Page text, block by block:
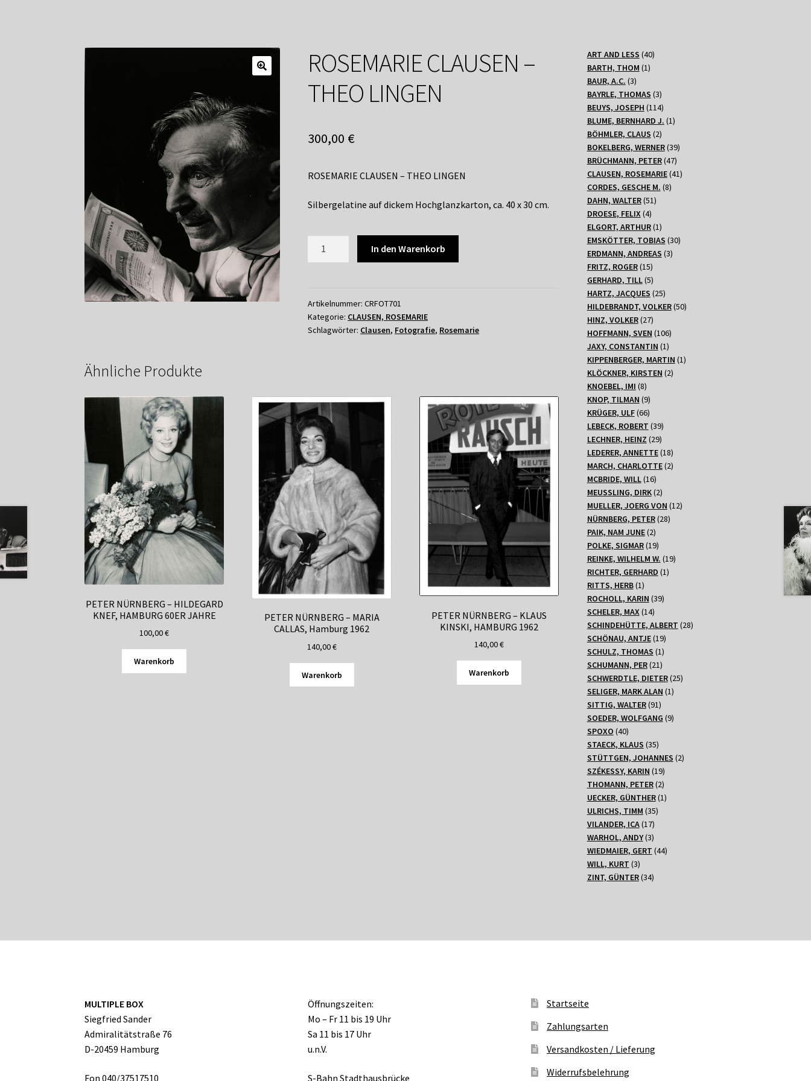
ROSEMARIE CLAUSEN –
THEO LINGEN
300,00 €
ROSEMARIE CLAUSEN – THEO LINGEN
Silbergelatine auf dickem Hochglanzkarton, ca. 40 x 30 cm.
LINGEN
Menge
In den Warenkorb
Artikelnummer:CRFOT701
Kategorie: CLAUSEN, ROSEMARIE
Schlagwörter: Clausen, Fotografie, Rosemarie
Ähnliche Produkte
PETER NÜRNBERG – HILDEGARD
KNEF, HAMBURG 60ER JAHRE
100,00€
Warenkorb
PETER NÜRNBERG – MARIA
CALLAS, Hamburg 1962
140,00€
Warenkorb
PETER NÜRNBERG – KLAUS
KINSKI, HAMBURG 1962
140,00€
Warenkorb
ART AND LESS 4040
BARTH, THOM 11
BAUR, A.C. 33
Produkte
BAYRLE, THOMAS 33
Produkte
BEUYS, JOSEPH 114114
Produkte
BLUME, BERNHARD J. 11
BÖHMLER, CLAUS 22
Produkte
BOKELBERG, WERNER 3939
BRÜCHMANN, PETER 4747
Produkte
CLAUSEN, ROSEMARIE 4141
CORDES, GESCHE M. 88
DAHN, WALTER 5151
DROESE, FELIX 44
Produkte
ELGORT, ARTHUR 11
Produkt
EMSKÖTTER, TOBIAS 3030
ERDMANN, ANDREAS 33
FRITZ, ROGER 1515
Produkte
GERHARD, TILL 55
Produkte
HARTZ, JACQUES 2525
Produkte
HILDEBRANDT, VOLKER 5050
HINZ, VOLKER 2727
Produkte
HOFFMANN, SVEN 106106
Produkte
JAXY, CONSTANTIN 11
Produkt
KIPPENBERGER, MARTIN 11
KLÖCKNER, KIRSTEN 22
KNOEBEL, IMI 88
Produkte
KNOP, TILMAN 99
Produkte
KRÜGER, ULF 6666
Produkte
LEBECK, ROBERT 3939
Produkte
LECHNER, HEINZ 2929
Produkte
LEDERER, ANNETTE 1818
Produkte
MARCH, CHARLOTTE 22
MCBRIDE, WILL 1616
Produkte
MEUSSLING, DIRK 22
Produkte
MUELLER, JOERG VON 1212
NÜRNBERG, PETER 2828
PAIK, NAM JUNE 22
Produkte
POLKE, SIGMAR 1919
Produkte
REINKE, WILHELM W. 1919
RICHTER, GERHARD 11
RITTS, HERB 11
Produkt
ROCHOLL, KARIN 3939
SCHELER, MAX 1414
Produkte
SCHINDEHÜTTE, ALBERT 2828
SCHÖNAU, ANTJE 1919
Produkte
SCHULZ, THOMAS 11
Produkt
SCHUMANN, PER 2121
Produkte
SCHWERDTLE, DIETER 2525
SELIGER, MARK ALAN 11
SITTIG, WALTER 9191
Produkte
SOEDER, WOLFGANG 99
SPOXO 4040
Produkte
STAECK, KLAUS 3535
Produkte
STÜTTGEN, JOHANNES 22
SZÉKESSY, KARIN 1919
Produkte
THOMANN, PETER 22
Produkte
UECKER, GÜNTHER 11
ULRICHS, TIMM 3535
VILANDER, ICA 1717
Produkte
WARHOL, ANDY 33
Produkte
WIEDMAIER, GERT 4444
WILL, KURT 33
Produkte
ZINT, GÜNTER 3434
MULTIPLE BOX
Siegfried Sander
Admiralitätstraße 76
D-20459 Hamburg
Fon 040/37517510
Öffnungszeiten:
Mo – Fr 11 bis 19 Uhr
Sa 11 bis 17 Uhr
u.n.V.
S-Bahn Stadthausbrücke
Startseite
Zahlungsarten
Versandkosten / Lieferung
Widerrufsbelehrung